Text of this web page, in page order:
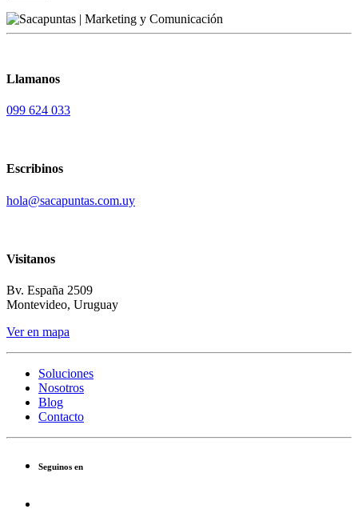
Llamanos
099 624 033
Escribinos
hola@sacapuntas.com.uy
Visitanos
Bv. España 2509
Montevideo, Uruguay
Ver en mapa
Soluciones
Nosotros
Blog
Contacto
Seguinos en